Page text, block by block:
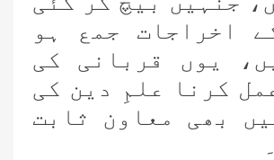
اخراجات جمع ہو
یوں قربانی کی
کرنا علمِ دین کی
بھی معاون ثابت